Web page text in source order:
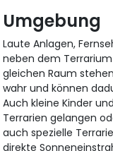
Umgebung
Laute Anlagen,
neben dem
gleichen Raum
wahr und können
Auch kleine Kinder
Terrarien gelangen
auch spezielle
direkte